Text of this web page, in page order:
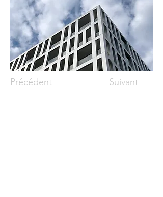
Précédent Suivant